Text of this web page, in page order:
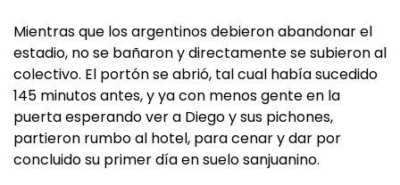
Mientras que los argentinos debieron abandonar el
estadio, no se bañaron y directamente se subieron al
colectivo. El portón se abrió, tal cual había sucedido
145 minutos antes, y ya con menos gente en la
puerta esperando ver a Diego y sus pichones,
partieron rumbo al hotel, para cenar y dar por
concluido su primer día en suelo sanjuanino.